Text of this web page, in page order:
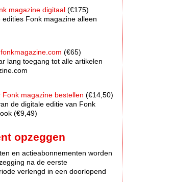
magazine digitaal (€175)
Fonk magazine alleen
(€65)
lang toegang tot alle artikelen
Fonk magazine bestellen (€14,50)
de digitale editie van Fonk
(€9,49)
opzeggen
en actieabonnementen worden
na de eerste
verlengd in een doorlopend